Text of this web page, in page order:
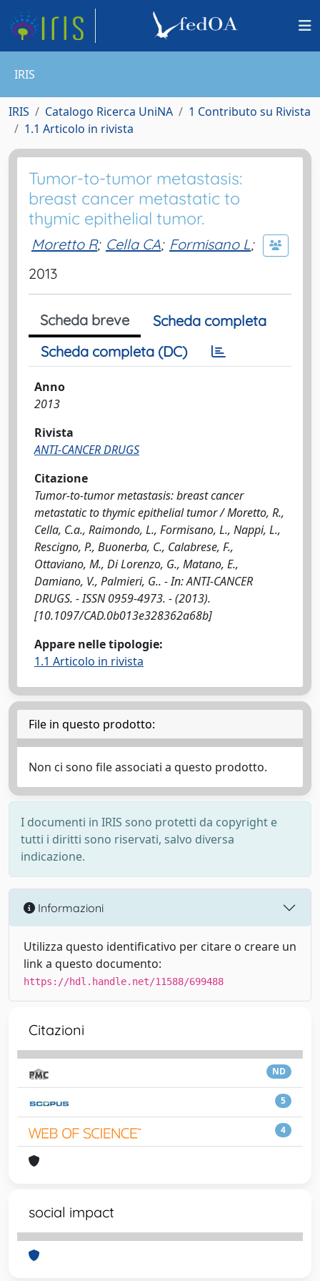
IRIS
IRIS Catalogo Ricerca UniNA
1 Contributo su Rivista
1.1 Articolo in rivista
Tumor-to-tumor metastasis:
breast cancer metastatic to
thymic epithelial tumor.
Moretto R; Cella CA; Formisano L;
2013
Scheda breve
Scheda completa
Scheda completa (DC)
Anno
2013
Rivista
ANTI-CANCER DRUGS
Citazione
Tumor-to-tumor metastasis: breast cancer
metastatic to thymic epithelial tumor / Moretto, R.,
Cella, C.a., Raimondo, L., Formisano, L., Nappi, L.,
Rescigno, P., Buonerba, C., Calabrese, F.,
Ottaviano, M., Di Lorenzo, G., Matano, E.,
Damiano, V., Palmieri, G.. - In: ANTI-CANCER
DRUGS. - ISSN 0959-4973. - (2013).
[10.1097/CAD.0b013e328362a68b]
Appare nelle tipologie:
1.1 Articolo in rivista
File in questo prodotto:
Non ci sono file associati a questo prodotto.
I documenti in IRIS sono protetti da copyright e
tutti i diritti sono riservati, salvo diversa
indicazione.
Informazioni
Utilizza questo identificativo per citare o creare un
link a questo documento:
https://hdl.handle.net/11588/699488
Citazioni
ND
5
4
social impact